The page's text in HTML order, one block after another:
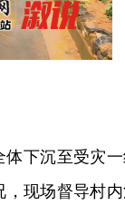
体下沉至受灾
，现场督导村